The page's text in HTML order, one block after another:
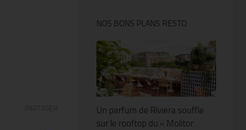
NOS BONS PLANS RESTO
Un parfum de Riviera souffle
sur le rooftop du « Molitor